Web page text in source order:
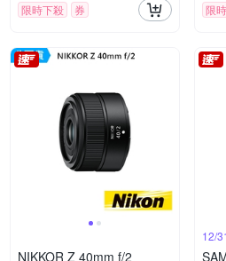
限時下殺 券 限
NIKKOR Z 40mm f/2
12/